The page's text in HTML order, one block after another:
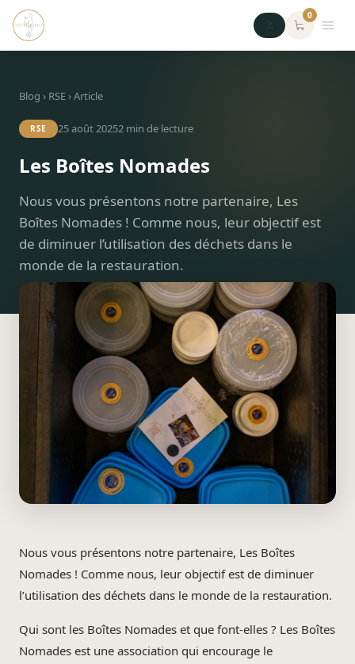
0
Blog › RSE› Article
RSE 25 août 20252min de lecture
Les Boîtes Nomades
Nous vous présentons notre partenaire, Les
Boîtes Nomades ! Comme nous, leur objectif est
de diminuer l’utilisation des déchets dans le
monde de la restauration.
Nous vous présentons notre partenaire, Les Boîtes
Nomades ! Comme nous, leur objectif est de diminuer
l’utilisation des déchets dans le monde de la restauration.
Qui sont les Boîtes Nomades et que font-elles ? Les Boîtes
Nomades est une association qui encourage le